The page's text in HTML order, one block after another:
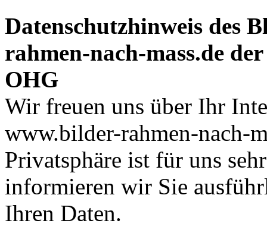
Datenschutzhinweis des
rahmen-nach-mass.de
OHG
Wir freuen uns über Ihr
www.bilder-rahmen-nach-
Privatsphäre ist für uns
informieren wir Sie
Ihren Daten.